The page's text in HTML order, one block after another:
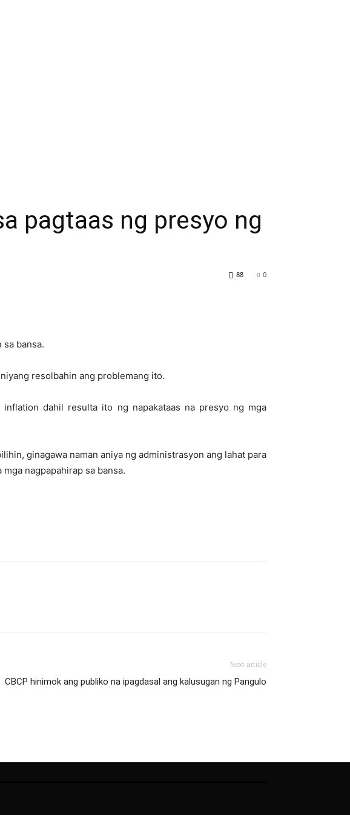
pagtaas ng presyo ng
0
88
bansa.
resolbahin ang problemang ito.
dahil resulta ito ng napakataas na presyo ng mga
ginagawa naman aniya ng administrasyon ang lahat para
nagpapahirap sa bansa.
Next article
CBCP hinimok ang publiko na ipagdasal ang kalusugan ng Pangulo